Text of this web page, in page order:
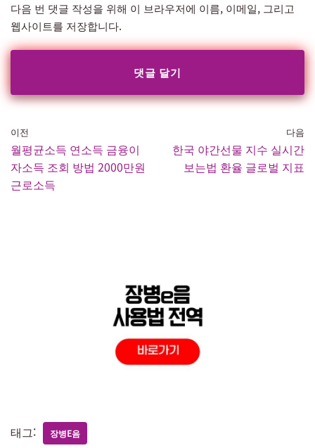
다음 번 댓글 작성을 위해 이 브라우저에 이름, 이메일, 그리고
웹사이트를 저장합니다.
이전
월평균소득 연소득 금융이
자소득 조회 방법 2000만원
근로소득
다음
한국 야간선물 지수 실시간
보는법 환율 글로벌 지표
태그: 장병E음